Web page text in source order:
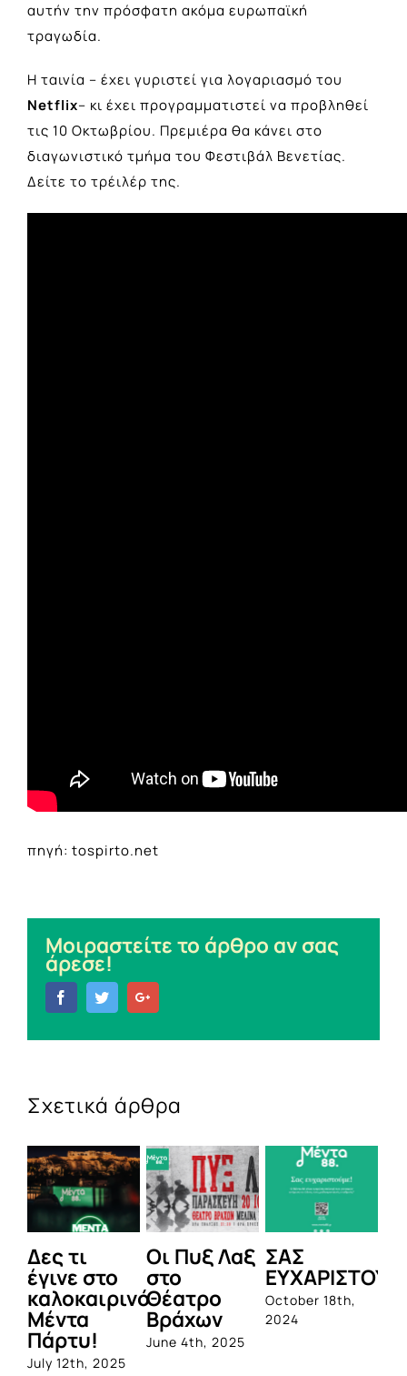
αυτήν την πρόσφατη ακόμα ευρωπαϊκή
τραγωδία.
Η ταινία – έχει γυριστεί για λογαριασμό του
Netflix– κι έχει προγραμματιστεί να προβληθεί
τις 10 Οκτωβρίου. Πρεμιέρα θα κάνει στο
διαγωνιστικό τμήμα του Φεστιβάλ Βενετίας.
Δείτε το τρέιλέρ της.
πηγή: tospirto.net
Μοιραστείτε το άρθρο αν σας
άρεσε!
FacebookTwitter
Σχετικά άρθρα
Δες τι
έγινε στο
καλοκαιρινό
Μέντα
Πάρτυ!
July 12th, 2025
Οι Πυξ Λαξ
στο
Θέατρο
Βράχων
June 4th, 2025
ΣΑΣ
October 18th,
2024